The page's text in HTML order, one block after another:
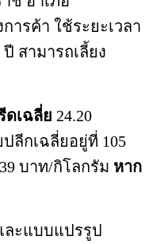
ารค้า ใช้ระยะเวลา
สามารถเลี้ยง
ดเฉลี่ย 24.20
ลีกเฉลี่ยอยู่ที่ 105
บาท/กิโลกรัม หาก
ละแบบแปรรูป